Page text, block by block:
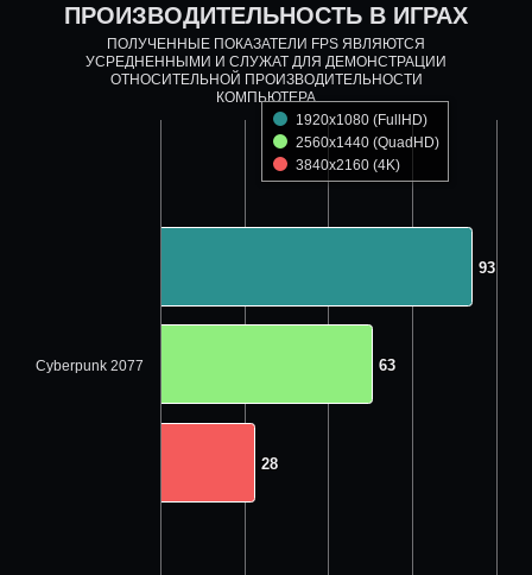
ПРОИЗВОДИТЕЛЬНОСТЬ В ИГРАХ
ПОЛУЧЕННЫЕ ПОКАЗАТЕЛИ FPS ЯВЛЯЮТСЯ
УСРЕДНЕННЫМИ И СЛУЖАТ ДЛЯ ДЕМОНСТРАЦИИ
ОТНОСИТЕЛЬНОЙ ПРОИЗВОДИТЕЛЬНОСТИ
КОМПЬЮТЕРА
93
93
63
63
28
28
1920x1080 (FullHD)
2560x1440 (QuadHD)
3840x2160 (4K)
Cyberpunk 2077